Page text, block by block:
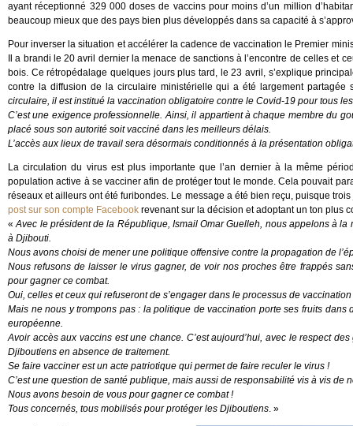
ayant réceptionné 329 000 doses de vaccins pour moins d’un million
beaucoup mieux que des pays bien plus développés dans sa capacité à
Pour inverser la situation et accélérer la cadence de vaccination le Premier
Il a brandi le 20 avril dernier la menace de sanctions à l’encontre de celles et
bois. Ce rétropédalage quelques jours plus tard, le 23 avril, s’explique
contre la diffusion de la circulaire ministérielle qui a été largement
circulaire, il est institué la vaccination obligatoire contre le Covid-19 pour tous
C’est une exigence professionnelle. Ainsi, il appartient à chaque membre du
placé sous son autorité soit vacciné dans les meilleurs délais.
L’accès aux lieux de travail sera désormais conditionnés à la présentation
La circulation du virus est plus importante que l’an dernier à la même
population active à se vacciner afin de protéger tout le monde. Cela pouvait
réseaux et ailleurs ont été furibondes. Le message a été bien reçu, puisque
post sur son compte Facebook revenant sur la décision et adoptant un ton plus
«Avec le président de la République, Ismail Omar Guelleh, nous appelons à
à Djibouti.
Nous avons choisi de mener une politique offensive contre la propagation de
Nous refusons de laisser le virus gagner, de voir nos proches être frappés
pour gagner ce combat.
Oui, celles et ceux qui refuseront de s’engager dans le processus de
Mais ne nous y trompons pas : la politique de vaccination porte ses fruits
européenne.
Avoir accès aux vaccins est une chance. C’est aujourd’hui, avec le respect
Djiboutiens en absence de traitement.
Se faire vacciner est un acte patriotique qui permet de faire reculer le virus !
C’est une question de santé publique, mais aussi de responsabilité vis à vis de
Nous avons besoin de vous pour gagner ce combat !
Tous concernés, tous mobilisés pour protéger les Djiboutiens. »